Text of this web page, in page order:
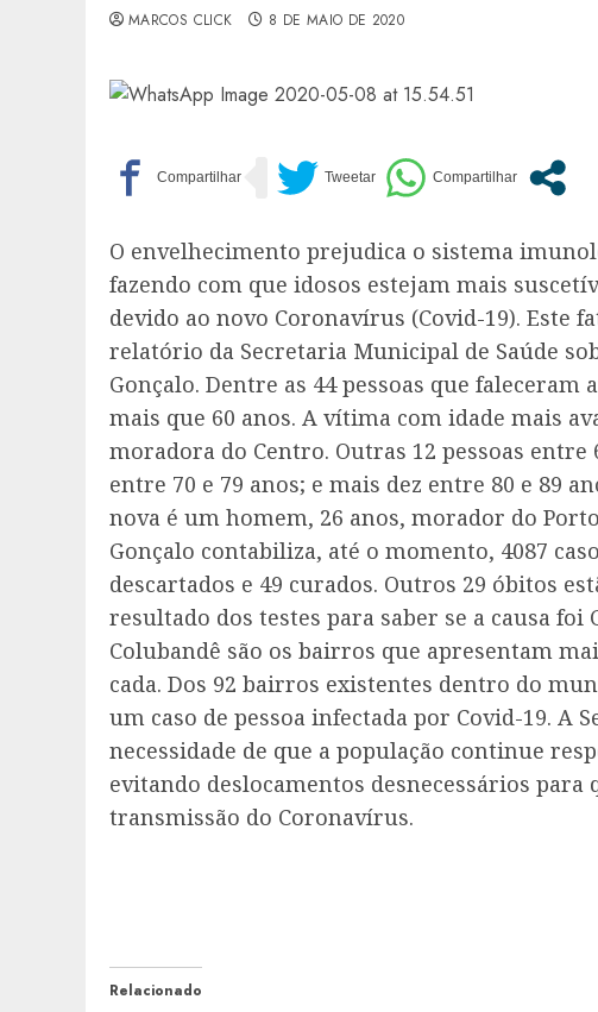
MARCOS CLICK 8 DE MAIO DE 2020
O envelhecimento prejudica o sistema
fazendo com que idosos estejam mais
devido ao novo Coronavírus (Covid-19). Este
relatório da Secretaria Municipal de Saúde
Gonçalo. Dentre as 44 pessoas que
mais que 60 anos. A vítima com idade mais
moradora do Centro. Outras 12 pessoas entre
entre 70 e 79 anos; e mais dez entre 80 e 89
nova é um homem, 26 anos, morador do
Gonçalo contabiliza, até o momento, 4087
descartados e 49 curados. Outros 29 óbitos
resultado dos testes para saber se a causa foi
Colubandê são os bairros que apresentam
cada. Dos 92 bairros existentes dentro do
um caso de pessoa infectada por Covid-19. A
necessidade de que a população continue
evitando deslocamentos desnecessários para
transmissão do Coronavírus.
Relacionado